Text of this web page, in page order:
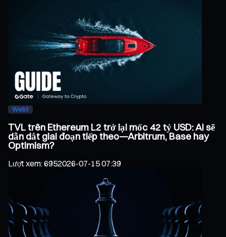
Web3
TVL trên Ethereum L2 trở lại mốc 42 tỷ USD: Ai sẽ
dẫn dắt giai đoạn tiếp theo—Arbitrum, Base hay
Optimism?
Lượt xem:6952026-07-15 07:39